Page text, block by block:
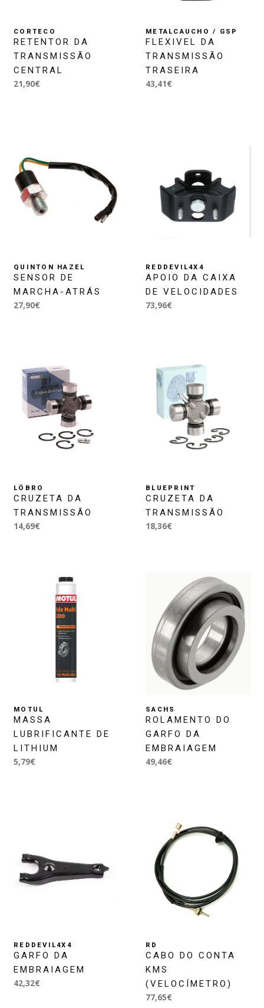
CORTECO
RETENTOR DA
TRANSMISSÃO
CENTRAL
21,90€
METALCAUCHO / GSP
FLEXIVEL DA
TRANSMISSÃO
TRASEIRA
43,41€
QUINTON HAZEL
SENSOR DE
MARCHA-ATRÁS
27,90€
REDDEVIL4X4
APOIO DA CAIXA
DE VELOCIDADES
73,96€
LÖBRO
CRUZETA DA
TRANSMISSÃO
14,69€
BLUEPRINT
CRUZETA DA
TRANSMISSÃO
18,36€
MOTUL
MASSA
LUBRIFICANTE DE
LITHIUM
5,79€
SACHS
ROLAMENTO DO
GARFO DA
EMBRAIAGEM
49,46€
REDDEVIL4X4
GARFO DA
EMBRAIAGEM
42,32€
RD
CABO DO CONTA
KMS
(VELOCÍMETRO)
77,65€